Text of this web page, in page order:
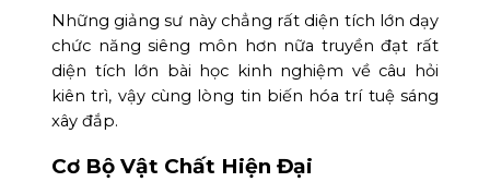
Những giảng sư này chẳng rất diện tích lớn dạy
chức năng siêng môn hơn nữa truyền đạt rất
diện tích lớn bài học kinh nghiệm về câu hỏi
kiên trì, vậy cùng lòng tin biến hóa trí tuệ sáng
xây đắp.
Cơ Bộ Vật Chất Hiện Đại